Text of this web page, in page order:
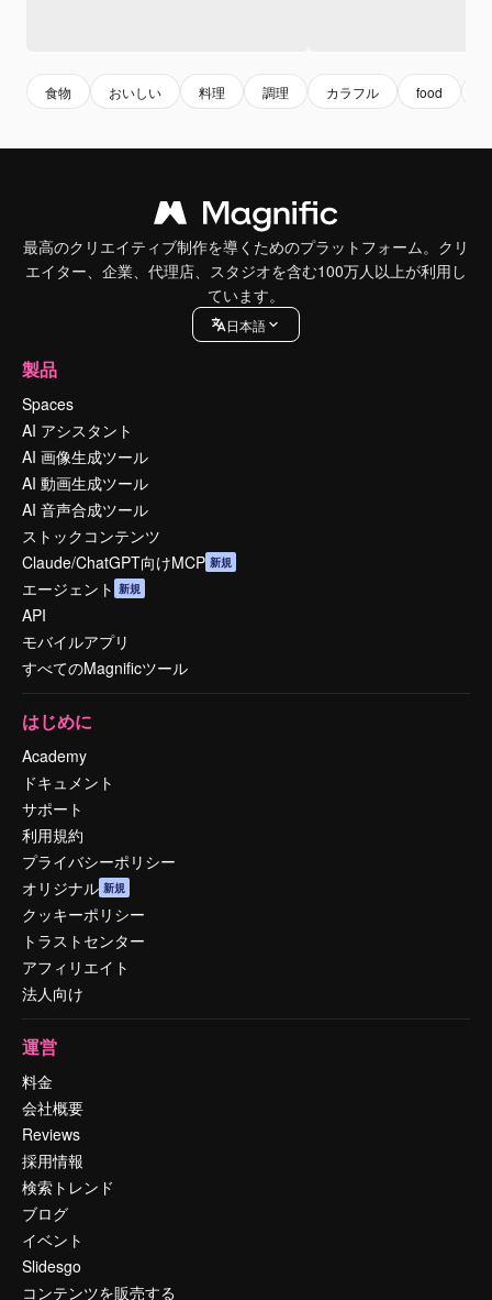
食物 おいしい 料理 調理 カラフル food
最高のクリエイティブ制作を導くためのプラットフォーム。クリ
エイター、企業、代理店、スタジオを含む100万人以上が利用し
ています。
日本語
製品
Spaces
AI アシスタント
AI 画像生成ツール
AI 動画生成ツール
AI 音声合成ツール
ストックコンテンツ
Claude/ChatGPT向けMCP 新規
エージェント 新規
API
モバイルアプリ
すべてのMagnificツール
はじめに
Academy
ドキュメント
サポート
利用規約
プライバシーポリシー
オリジナル 新規
クッキーポリシー
トラストセンター
アフィリエイト
法人向け
運営
料金
会社概要
Reviews
採用情報
検索トレンド
ブログ
イベント
Slidesgo
コンテンツを販売する